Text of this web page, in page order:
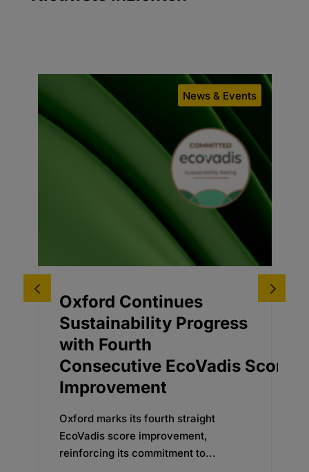
Score
Artificial Intelligence in
Drug Discover:
Accelerate the Path
from Bench to Bedside
Explore how AI in drug discovery
accelerates pharmaceutical research,
drug development, and...